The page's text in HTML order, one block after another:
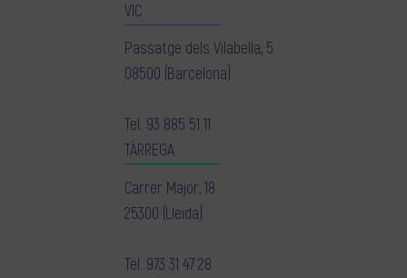
VIC
Passatge dels Vilabella, 5
08500 (Barcelona)
Tel. 93 885 51 11
TÀRREGA
Carrer Major, 18
25300 (Lleida)
Tel. 973 31 47 28